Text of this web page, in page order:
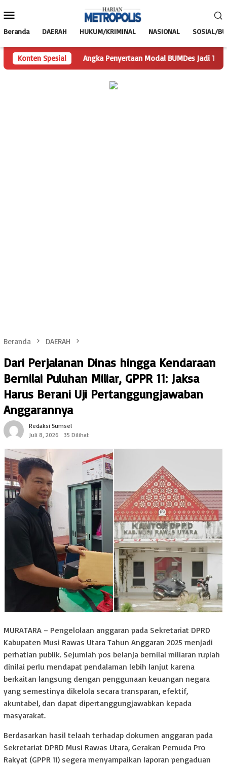
ke
Mobile
Beranda DAERAH HUKUM/KRIMINAL NASIONAL SOSIAL/
Konten SpesialAngka Penyertaan Modal BUMDes Jadi Tanda
Beranda DAERAH
Dari Perjalanan Dinas hingga Kendaraan
Bernilai Puluhan Miliar, GPPR 11: Jaksa
Harus Berani Uji Pertanggungjawaban
Anggarannya
Redaksi Sumsel
Juli 8, 2026
35 Dilihat
MURATARA – Pengelolaan anggaran pada Sekretariat DPRD
Kabupaten Musi Rawas Utara Tahun Anggaran 2025 menjadi
perhatian publik. Sejumlah pos belanja bernilai miliaran rupiah
dinilai perlu mendapat pendalaman lebih lanjut karena
berkaitan langsung dengan penggunaan keuangan negara
yang semestinya dikelola secara transparan, efektif,
akuntabel, dan dapat dipertanggungjawabkan kepada
masyarakat.
Berdasarkan hasil telaah terhadap dokumen anggaran pada
Sekretariat DPRD Musi Rawas Utara, Gerakan Pemuda Pro
Rakyat (GPPR 11) segera menyampaikan laporan pengaduan